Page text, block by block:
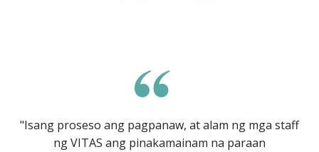
"Isang proseso ang pagpanaw, at alam ng mga staff
ng VITAS ang pinakamainam na paraan